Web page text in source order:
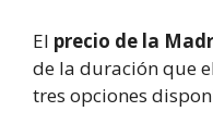
El precio de la
de la duración que
tres opciones